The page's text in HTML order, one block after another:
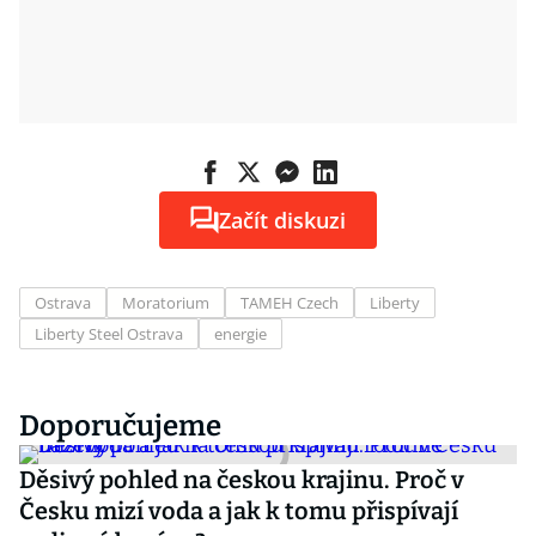
Začít diskuzi
Ostrava Moratorium TAMEH Czech
Liberty
Liberty Steel Ostrava
energie
Doporučujeme
Děsivý pohled na českou krajinu. Proč v
Česku mizí voda a jak k tomu přispívají